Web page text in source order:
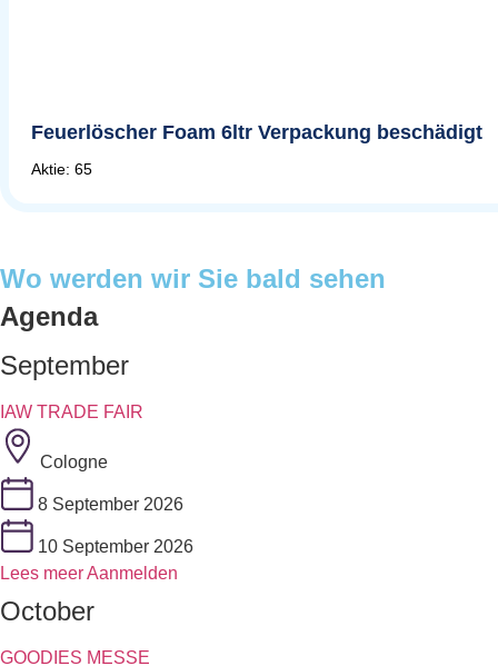
Feuerlöscher Foam 6ltr Verpackung beschädigt
Aktie: 65
Wo werden wir Sie bald sehen
Agenda
September
IAW TRADE FAIR
Cologne
8 September 2026
10 September 2026
Lees meerAanmelden
October
GOODIES MESSE